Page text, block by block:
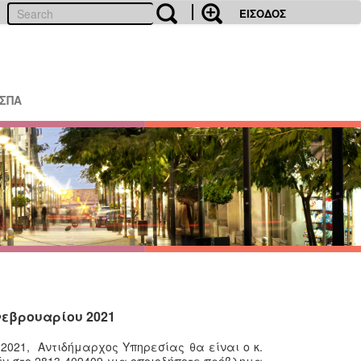
ΕΙΣΟΔΟΣ
2021
, Αντιδήμαρχος Υπηρεσίας θα είναι ο κ.